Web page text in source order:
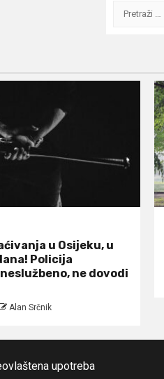
Pretraži:
u Osijeku, u
Policija
ne dovodi
Alan Srčnik
upotreba